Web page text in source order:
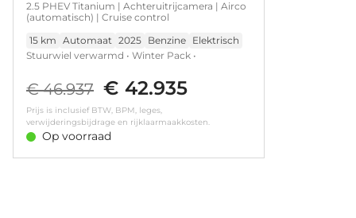
2.5 PHEV Titanium | Achteruitrijcamera | Airco
(automatisch) | Cruise control
15 km Automaat 2025 Benzine Elektrisch
Stuurwiel verwarmd • Winter Pack •
Cruise control • Keyless entry • Keyless start •
Parkeersensor achter • Parkeersensor voor •
Trekhaak elektrisch uitklapbaar • Verwarmde
voorruit • Voorstoelen verwarmd
€ 46.937 € 42.935
Prijs is inclusief BTW, BPM, leges,
verwijderingsbijdrage en rijklaarmaakkosten.
Op voorraad